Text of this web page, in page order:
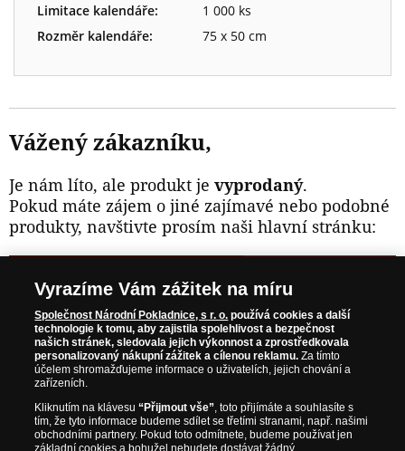
Limitace kalendáře:
1 000 ks
Rozměr kalendáře:
75 x 50 cm
Vážený zákazníku,
Je nám líto, ale produkt je vyprodaný.
Pokud máte zájem o jiné zajímavé nebo podobné
produkty, navštivte prosím naši hlavní stránku:
NAVŠTIVTE ZAJÍMAVÉ PRODUKTY NA
WWW.NARODNIPOKLADNICE.CZ
Prosím informujte mě, jakmile bude produkt opět skladem.
NAŠE ZÁRUKY
Vyrazíme Vám zážitek na míru
Společnost Národní Pokladnice, s r. o. používá cookies a další
technologie k tomu, aby zajistila spolehlivost a bezpečnost
našich stránek, sledovala jejich výkonnost a zprostředkovala
personalizovaný nákupní zážitek a cílenou reklamu. Za tímto
účelem shromažďujeme informace o uživatelích, jejich chování a
zařízeních.
Kliknutím na klávesu“Přijmout vše”, toto přijímáte a souhlasíte s
tím, že tyto informace budeme sdílet se třetími stranami, např. našimi
obchodními partnery. Pokud toto odmítnete, budeme používat jen
základní cookies a bohužel nebudete dostávat žádný